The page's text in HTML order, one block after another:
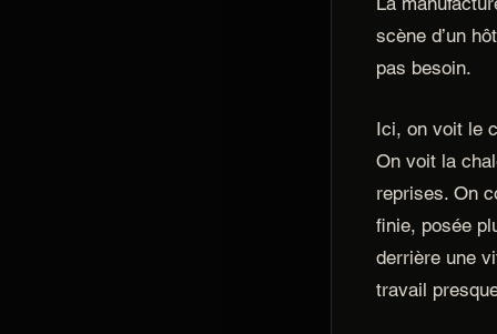
scène d’un
pas besoin.
Ici, on voit le
On voit la
reprises. On
finie, posée
derrière une
travail